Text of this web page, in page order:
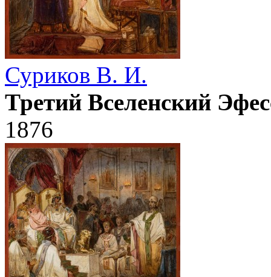
Суриков В. И.
Третий Вселенский
1876